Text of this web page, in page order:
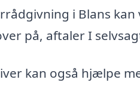
i Blans
på, aftaler I
kan også hjælpe